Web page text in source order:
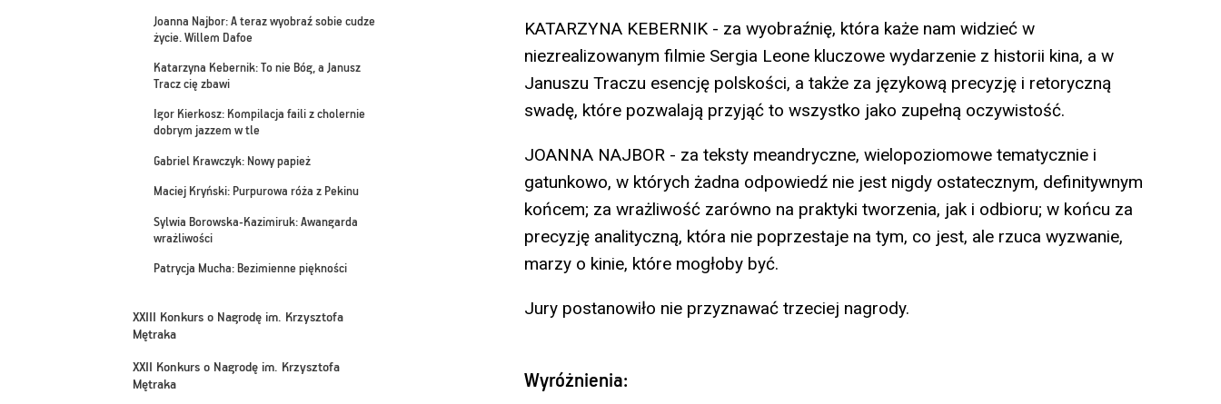
Joanna Najbor: A teraz wyobraź sobie cudze
życie. Willem Dafoe
Katarzyna Kebernik: To nie Bóg, a Janusz
Tracz cię zbawi
Igor Kierkosz: Kompilacja faili z cholernie
dobrym jazzem w tle
Gabriel Krawczyk: Nowy papież
Maciej Kryński: Purpurowa róża z Pekinu
Sylwia Borowska-Kazimiruk: Awangarda
wrażliwości
Patrycja Mucha: Bezimienne piękności
XXIII Konkurs o Nagrodę im. Krzysztofa
Mętraka
XXII Konkurs o Nagrodę im. Krzysztofa
Mętraka
KATARZYNA KEBERNIK - za wyobraźnię, która każe nam widzieć w
niezrealizowanym filmie Sergia Leone kluczowe wydarzenie z historii kina, a w
Januszu Traczu esencję polskości, a także za językową precyzję i retoryczną
swadę, które pozwalają przyjąć to wszystko jako zupełną oczywistość.
JOANNA NAJBOR - za teksty meandryczne, wielopoziomowe tematycznie i
gatunkowo, w których żadna odpowiedź nie jest nigdy ostatecznym, definitywnym
końcem; za wrażliwość zarówno na praktyki tworzenia, jak i odbioru; w końcu za
precyzję analityczną, która nie poprzestaje na tym, co jest, ale rzuca wyzwanie,
marzy o kinie, które mogłoby być.
Jury postanowiło nie przyznawać trzeciej nagrody.
Wyróżnienia: